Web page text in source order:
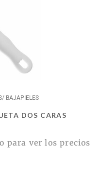
BAJAPIELES
DOS CARAS
para ver los precios